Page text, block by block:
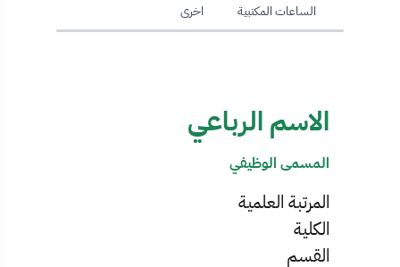
الساعات المكتبية اخرى
الاسم الرباعي
المسمى الوظيفي
المرتبة العلمية
الكلية
القسم